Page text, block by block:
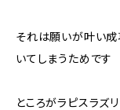
それは願いが叶い
いてしまうためです
ところがラピスラズ